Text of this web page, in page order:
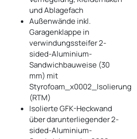
und Ablagefach
Außenwände inkl.
Garagenklappe in
verwindungssteifer 2-
sided-Aluminium-
Sandwichbauweise (30
mm) mit
Styrofoam_x0002_Isolierung
(RTM)
Isolierte GFK-Heckwand
über darunterliegender 2-
sided-Aluminium-